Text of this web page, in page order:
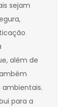
sejam
além de
para a